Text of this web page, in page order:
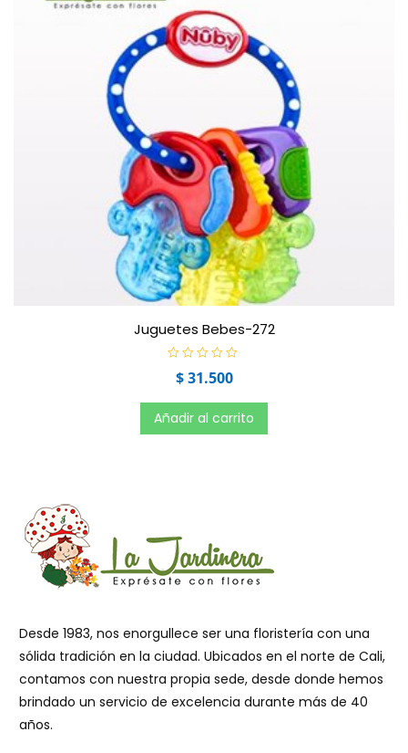
Juguetes Bebes-272
o
r
a
d
$31.500
Añadir al carrito
Desde 1983, nos enorgullece ser una floristería con una
sólida tradición en la ciudad. Ubicados en el norte de Cali,
contamos con nuestra propia sede, desde donde hemos
brindado un servicio de excelencia durante más de 40
años.